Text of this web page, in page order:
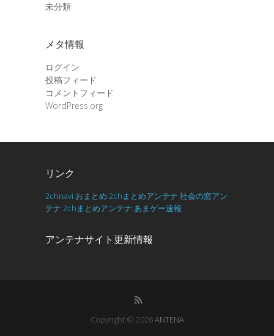
未分類
メタ情報
ログイン
投稿フィード
コメントフィード
WordPress.org
リンク
2chnavi おまとめ 2chまとめアンテナ 社会の窓アン
テナ 2chまとめアンテナ あまゲー速報
アンテナサイト更新情報
Copyright © 2026ANTENA